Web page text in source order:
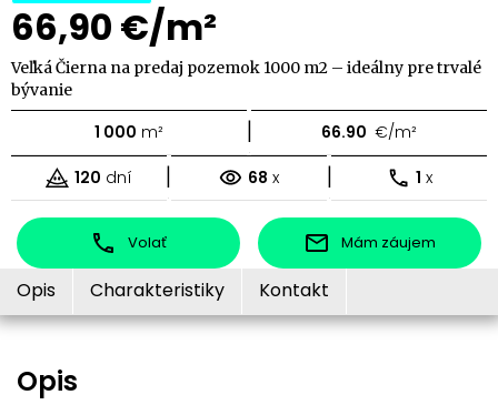
66,90 €/m²
Veľká Čierna na predaj pozemok 1000 m2 – ideálny pre trvalé
bývanie
1 000 m² | 66.90 €/m²
120 dní | 68 x | 1 x
Volať Mám záujem
Opis Charakteristiky Kontakt
Opis